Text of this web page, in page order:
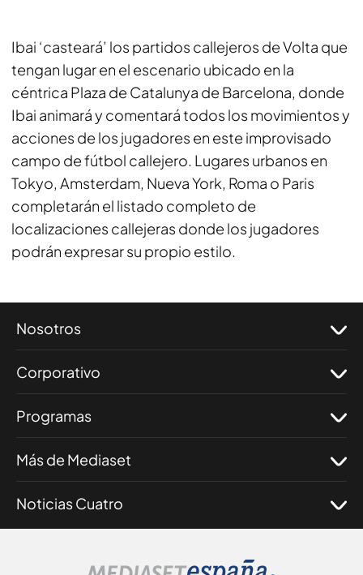
Ibai ‘casteará’ los partidos callejeros de Volta que
tengan lugar en el escenario ubicado en la
céntrica Plaza de Catalunya de Barcelona, donde
Ibai animará y comentará todos los movimientos y
acciones de los jugadores en este improvisado
campo de fútbol callejero. Lugares urbanos en
Tokyo, Amsterdam, Nueva York, Roma o Paris
completarán el listado completo de
localizaciones callejeras donde los jugadores
podrán expresar su propio estilo.
Nosotros
Corporativo
Programas
Más de Mediaset
Noticias Cuatro